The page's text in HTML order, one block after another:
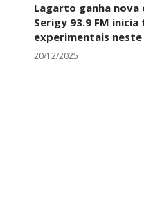
Lagarto ganha nova
Serigy 93.9 FM
experimentais
20/12/2025